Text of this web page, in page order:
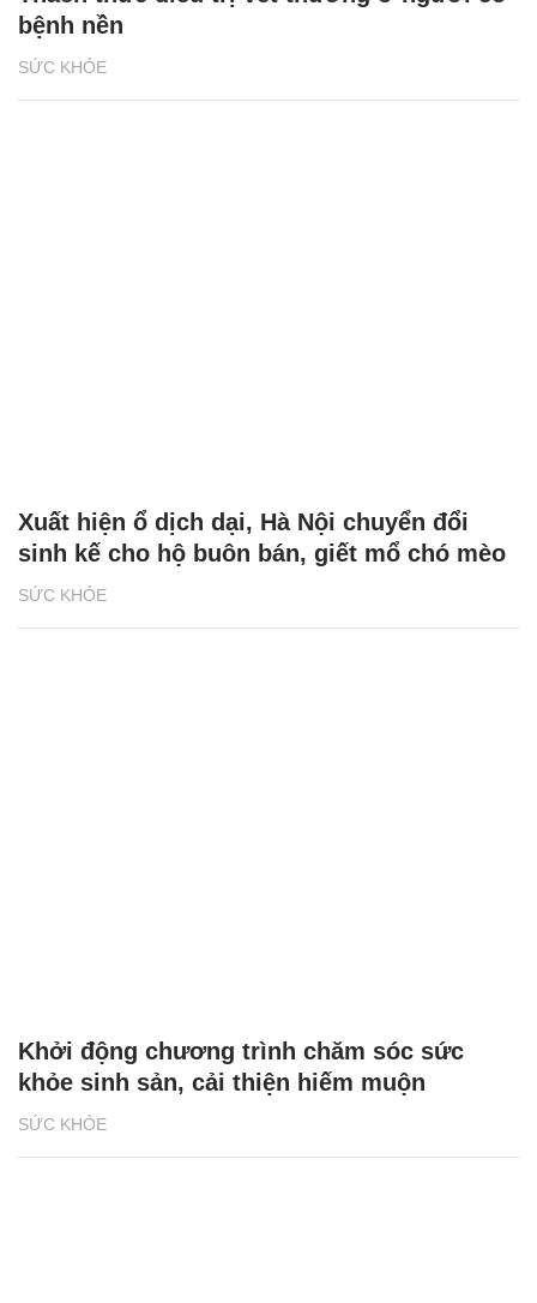
SỨC KHỎE
bệnh nền
SỨC KHỎE
Xuất hiện ổ dịch dại, Hà Nội chuyển đổi
sinh kế cho hộ buôn bán, giết mổ chó mèo
SỨC KHỎE
Khởi động chương trình chăm sóc sức
khỏe sinh sản, cải thiện hiếm muộn